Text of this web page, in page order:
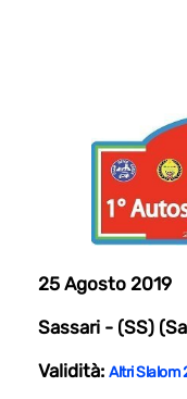
25 Agosto 2019
Sassari - (SS)
Validità: Altri Slalom